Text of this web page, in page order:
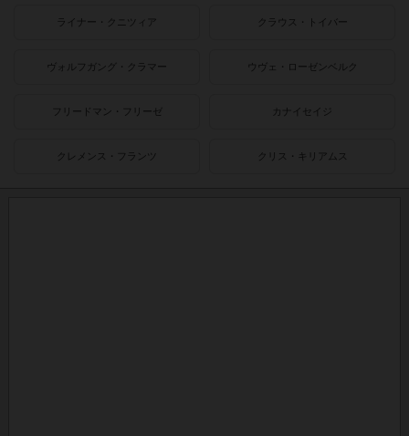
ライナー・クニツィア クラウス・トイバー
ヴォルフガング・クラマー ウヴェ・ローゼンベルク
フリードマン・フリーゼ カナイセイジ
クレメンス・フランツ クリス・キリアムス